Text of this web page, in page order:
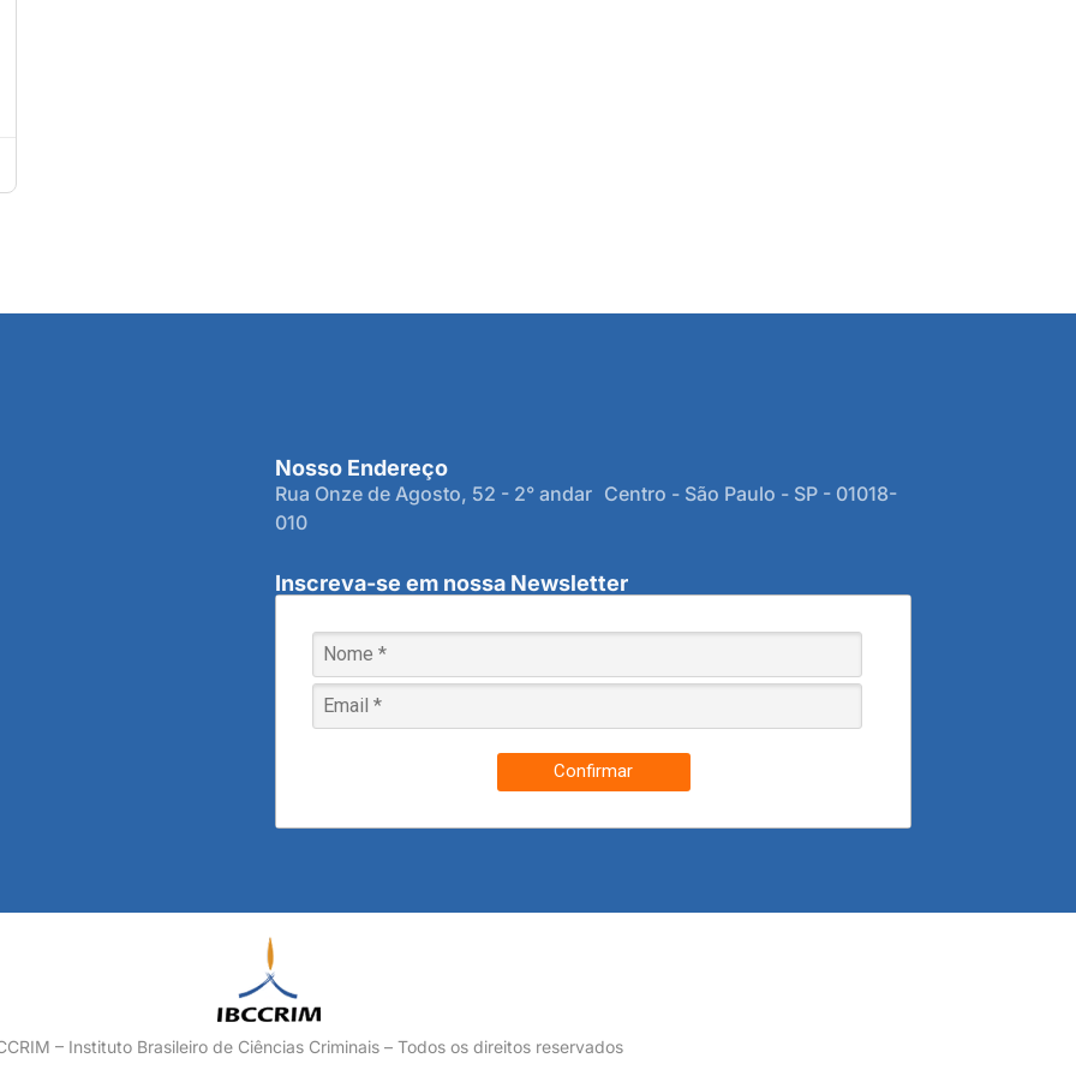
Nosso Endereço
Rua Onze de Agosto, 52 - 2° andar Centro - São Paulo - SP - 01018-
010
Inscreva-se em nossa Newsletter
Confirmar
– Instituto Brasileiro de Ciências Criminais – Todos os direitos reservados